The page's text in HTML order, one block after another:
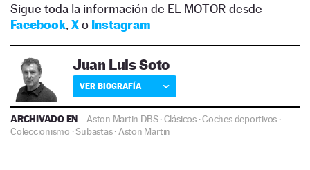
Sigue toda la información de EL MOTOR desde
Facebook, Xo Instagram
Juan Luis Soto
VER BIOGRAFÍA
ARCHIVADO EN Aston Martin DBS·Clásicos·Coches deportivos ·
Coleccionismo ·Subastas·Aston Martin